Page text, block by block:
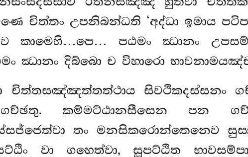
චිත්තං උපනිබන්ධති ‘අද්ධා ඉමාය
කාමෙහි…පෙ… පඨමං ඣානං
ඣානං දිබ්බො ච විහාරො
චිත්තසඤ්ඤත්තත්ථාය සිවථිකදස්සනං
ගච්ඡතු. කම්මට්ඨානසීසෙන පන
තං මනසිකරොන්තෙනෙව
වා ගහෙත්වා, සූපට්ඨිත